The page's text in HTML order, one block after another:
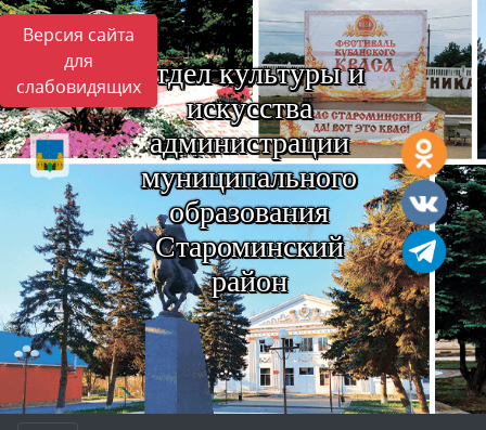
Версия сайта
для
слабовидящих Отдел культуры и
искусства
администрации
муниципального
образования
Староминский
район